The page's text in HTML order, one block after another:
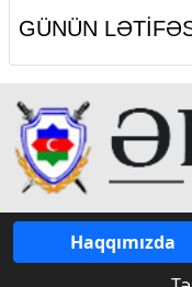
GÜNÜN
Haqqımızda